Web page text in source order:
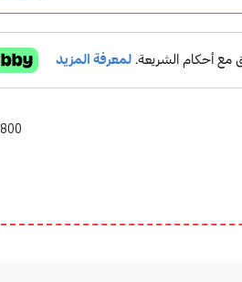
800 جم